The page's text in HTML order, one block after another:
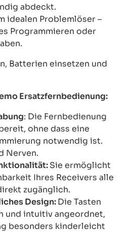
abdeckt.
idealen Problemlöser –
Programmieren oder
Batterien einsetzen und
Ersatzfernbedienung:
: Die Fernbedienung
ohne dass eine
notwendig ist.
Nerven.
Sie ermöglicht
Ihres Receivers alle
zugänglich.
Design:Die Tasten
und intuitiv angeordnet,
besonders kinderleicht